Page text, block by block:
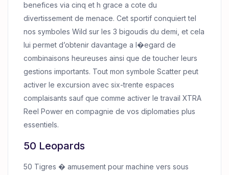
benefices via cinq et h grace a cote du
divertissement de menace. Cet sportif conquiert tel
nos symboles Wild sur les 3 bigoudis du demi, et cela
lui permet d’obtenir davantage a l�egard de
combinaisons heureuses ainsi que de toucher leurs
gestions importants. Tout mon symbole Scatter peut
activer le excursion avec six-trente espaces
complaisants sauf que comme activer le travail XTRA
Reel Power en compagnie de vos diplomaties plus
essentiels.
50 Leopards
50 Tigres � amusement pour machine vers sous